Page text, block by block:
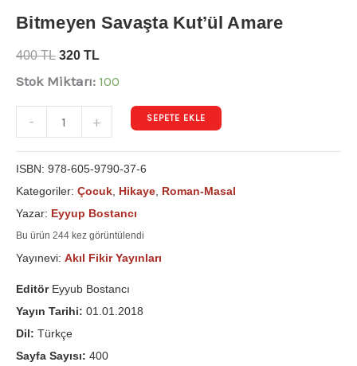
Bitmeyen Savaşta Kut’ül Amare
400TL 320 TL
Stok Miktarı: 100
- + SEPETE EKLE
ISBN: 978-605-9790-37-6
Kategoriler: Çocuk Hikaye Roman-Masal
Yazar: Eyyup Bostancı
Bu ürün 244 kez görüntülendi
Yayınevi: Akıl Fikir Yayınları
EditörEyyub Bostancı
Yayın Tarihi: 01.01.2018
Dil: Türkçe
Sayfa Sayısı: 400